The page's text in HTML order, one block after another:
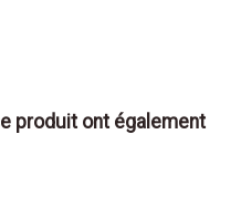
produit ont également